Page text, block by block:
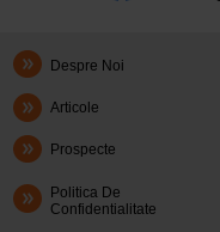
Despre Noi
Articole
Prospecte
Politica De
Confidentialitate